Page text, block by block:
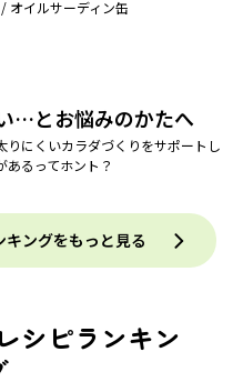
オイルサーディン缶
…とお悩みのかたへ
りにくいカラダづくりをサポートし
あるってホント？
ングをもっと見る
シピランキン